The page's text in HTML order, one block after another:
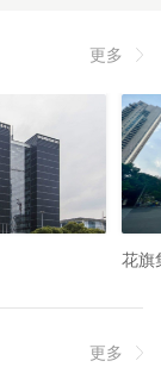
更多
花旗
更多